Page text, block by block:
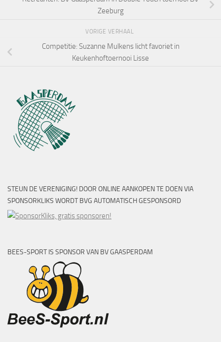
Zeeburg
VORIGE VERHAAL
Competitie: Suzanne Mulkens licht favoriet in
Keukenhoftoernooi Lisse
STEUN DE VERENIGING! DOOR ONLINE AANKOPEN TE DOEN VIA
SPONSORKLIKS WORDT BVG AUTOMATISCH GESPONSORD
BEES-SPORT IS SPONSOR VAN BV GAASPERDAM